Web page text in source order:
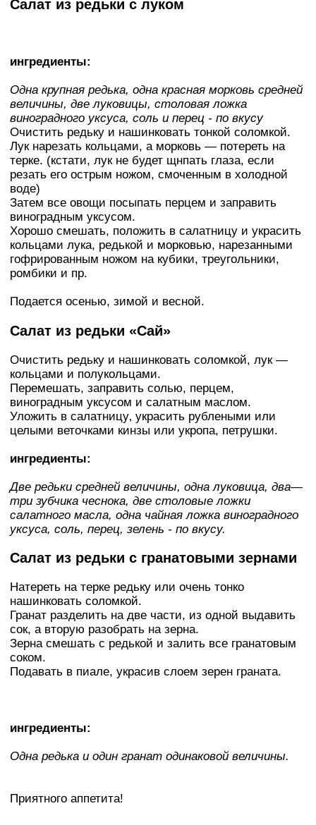
Салат из редьки с луком
ингредиенты:
Одна крупная редька, одна красная морковь средней
величины, две луковицы, столовая ложка
виноградного уксуса, соль и перец - по вкусу
Очистить редьку и нашинковать тонкой соломкой.
Лук нарезать кольцами, а морковь — потереть на
терке. (кстати, лук не будет щнпать глаза, если
резать его острым ножом, смоченным в холодной
воде)
Затем все овощи посыпать перцем и заправить
виноградным уксусом.
Хорошо смешать, положить в салатницу и украсить
кольцами лука, редькой и морковью, нарезанными
гофрированным ножом на кубики, треугольники,
ромбики и пр.
Подается осенью, зимой и весной.
Салат из редьки «Сай»
Очистить редьку и нашинковать соломкой, лук —
кольцами и полукольцами.
Перемешать, заправить солью, перцем,
виноградным уксусом и салатным маслом.
Уложить в салатницу‚ украсить рублеными или
целыми веточками кинзы или укропа, петрушки.
ингредиенты:
Две редьки средней величины, одна луковица, два—
три зубчика чеснока, две столовые ложки
салатного масла, одна чайная ложка виноградного
уксуса, соль, перец, зелень - по вкусу.
Салат из редьки с гранатовыми зернами
Натереть на терке редьку или очень тонко
нашинковать соломкой.
Гранат разделить на две части, из одной выдавить
сок, а вторую разобрать на зерна.
Зерна смешать с редькой и залить все гранатовым
соком.
Подавать в пиале, украсив слоем зерен граната.
ингредиенты:
Одна редька и один гранат одинаковой величины.
Приятного аппетита!